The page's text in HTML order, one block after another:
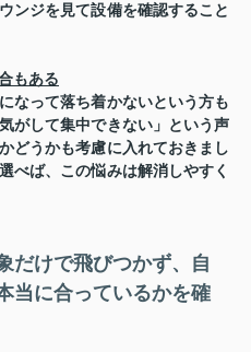
ンジを見て設備を確認すること
もある
なって落ち着かないという方も
がして集中できない」という声
どうかも考慮に入れておきまし
べば、この悩みは解消しやすく
だけで飛びつかず、自
当に合っているかを確